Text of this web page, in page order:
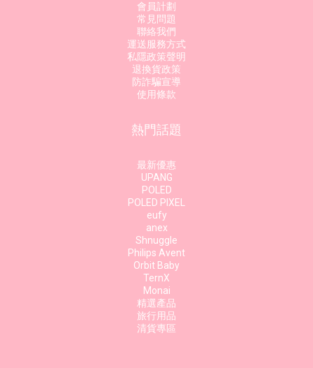
會員計劃
常見問題
聯絡我們
運送服務方式
私隱政策聲明
退換貨政策
防詐騙宣導
使用條款
熱門話題
最新優惠
UPANG
POLED
POLED PIXEL
eufy
anex
Shnuggle
Philips Avent
Orbit Baby
TernX
Monai
精選產品
旅行用品
清貨專區